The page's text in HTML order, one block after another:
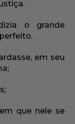
o grande
em seu
que nele se